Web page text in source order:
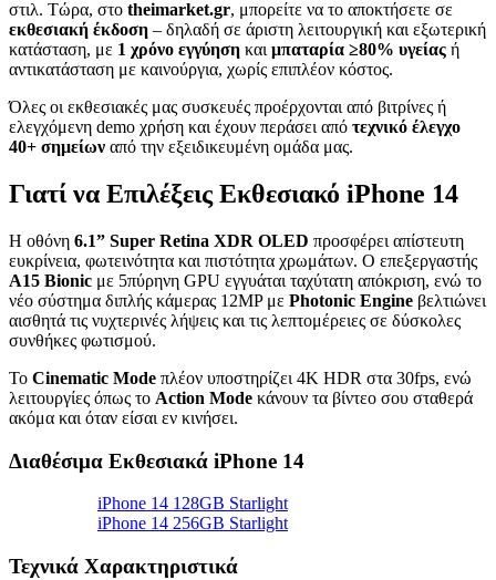
στιλ. Τώρα, στο theimarket.gr, μπορείτε να το αποκτήσετε σε
εκθεσιακή έκδοση – δηλαδή σε άριστη λειτουργική και εξωτερική
κατάσταση, με 1 χρόνο εγγύηση και μπαταρία ≥80% υγείας ή
αντικατάσταση με καινούργια, χωρίς επιπλέον κόστος.
Όλες οι εκθεσιακές μας συσκευές προέρχονται από βιτρίνες ή
ελεγχόμενη demo χρήση και έχουν περάσει από τεχνικό έλεγχο
40+ σημείων από την εξειδικευμένη ομάδα μας.
Γιατί να Επιλέξεις Εκθεσιακό iPhone 14
Η οθόνη 6.1” Super Retina XDR OLED προσφέρει απίστευτη
ευκρίνεια, φωτεινότητα και πιστότητα χρωμάτων. Ο επεξεργαστής
A15 Bionic με 5πύρηνη GPU εγγυάται ταχύτατη απόκριση, ενώ το
νέο σύστημα διπλής κάμερας 12MP με Photonic Engine βελτιώνει
αισθητά τις νυχτερινές λήψεις και τις λεπτομέρειες σε δύσκολες
συνθήκες φωτισμού.
Το Cinematic Mode πλέον υποστηρίζει 4K HDR στα 30fps, ενώ
λειτουργίες όπως το Action Mode κάνουν τα βίντεο σου σταθερά
ακόμα και όταν είσαι εν κινήσει.
Διαθέσιμα Εκθεσιακά iPhone 14
iPhone 14 128GB Starlight
iPhone 14 256GB Starlight
Τεχνικά Χαρακτηριστικά